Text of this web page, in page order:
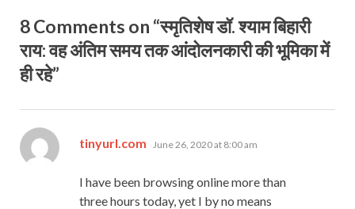
8 Comments on “स्मृतिशेष डॉ. श्याम बिहारी
राय: वह अंतिम समय तक आंदोलनकारी की भूमिका में
ही रहे”
tinyurl.com says:
June 26, 2020 at 8:00 am
I have been browsing online more than
three hours today, yet I by no means